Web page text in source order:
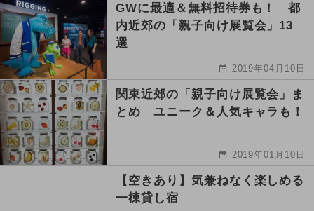
GWに最適＆無料招待券も！ 都
内近郊の「親子向け展覧会」13
選
2019年04月10日
関東近郊の「親子向け展覧会」ま
とめ ユニーク＆人気キャラも！
2019年01月10日
【空きあり】気兼ねなく楽しめる
一棟貸し宿